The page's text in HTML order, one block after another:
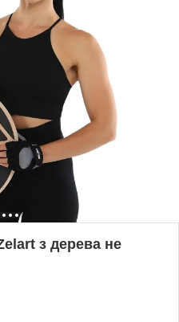
з дерева не